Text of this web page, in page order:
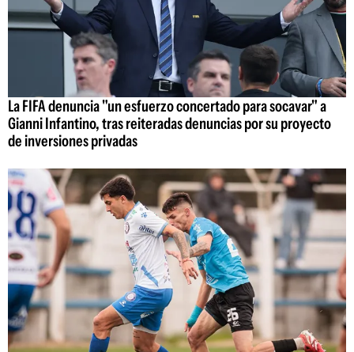
La FIFA denuncia "un esfuerzo concertado para socavar" a
Gianni Infantino, tras reiteradas denuncias por su proyecto
de inversiones privadas